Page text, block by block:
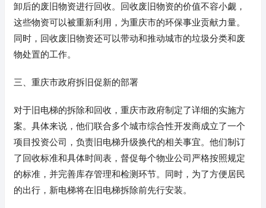
卸后的废旧物资进行回收。回收废旧物资的价值不容小觑，
这些物资可以被重新利用，为重庆市的环保事业贡献力量。
同时，回收废旧物资还可以带动和推动城市的垃圾分类和废
物处置的工作。
三、重庆市政府拆旧促新的部署
对于旧电梯的拆除和回收，重庆市政府制定了详细的实施方
案。具体来说，他们联合多个城市综合性开发商成立了一个
项目投资公司，负责旧电梯升级换代的相关事宜。他们制订
了回收标准和具体时间表，督促每个物业公司严格按照规定
的标准，并完善库存管理和检测环节。同时，为了方便居民
的出行，新电梯将在旧电梯拆除前先行安装。